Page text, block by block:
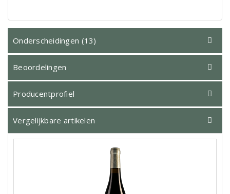
Onderscheidingen (13)
Beoordelingen
Producentprofiel
Vergelijkbare artikelen